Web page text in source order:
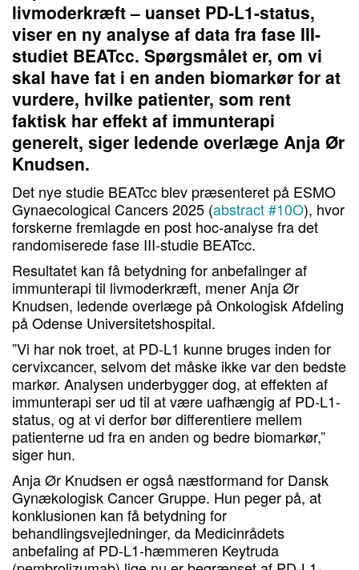
livmoderkræft – uanset PD-L1-status,
viser en ny analyse af data fra fase III-
studiet BEATcc. Spørgsmålet er, om vi
skal have fat i en anden biomarkør for at
vurdere, hvilke patienter, som rent
faktisk har effekt af immunterapi
generelt, siger ledende overlæge Anja Ør
Knudsen.
Det nye studie BEATcc blev præsenteret på ESMO
Gynaecological Cancers 2025 (abstract #10O), hvor
forskerne fremlagde en post hoc-analyse fra det
randomiserede fase III-studie BEATcc.
Resultatet kan få betydning for anbefalinger af
immunterapi til livmoderkræft, mener Anja Ør
Knudsen, ledende overlæge på Onkologisk Afdeling
på Odense Universitetshospital.
”Vi har nok troet, at PD-L1 kunne bruges inden for
cervixcancer, selvom det måske ikke var den bedste
markør. Analysen underbygger dog, at effekten af
immunterapi ser ud til at være uafhængig af PD-L1-
status, og at vi derfor bør differentiere mellem
patienterne ud fra en anden og bedre biomarkør,”
siger hun.
Anja Ør Knudsen er også næstformand for Dansk
Gynækologisk Cancer Gruppe. Hun peger på, at
konklusionen kan få betydning for
behandlingsvejledninger, da Medicinrådets
anbefaling af PD-L1-hæmmeren Keytruda